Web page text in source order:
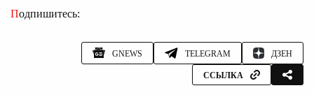
Подпишитесь:
GNEWS TELEGRAM ДЗЕН
ССЫЛКА